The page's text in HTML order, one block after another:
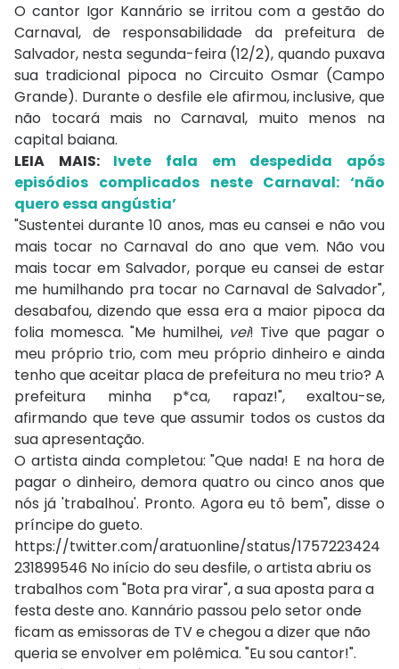
O cantor Igor Kannário se irritou com a gestão do
Carnaval, de responsabilidade da prefeitura de
Salvador, nesta segunda-feira (12/2), quando puxava
sua tradicional pipoca no Circuito Osmar (Campo
Grande). Durante o desfile ele afirmou, inclusive, que
não tocará mais no Carnaval, muito menos na
capital baiana.
LEIA MAIS: Ivete fala em despedida após
episódios complicados neste Carnaval: ‘não
quero essa angústia’
"Sustentei durante 10 anos, mas eu cansei e não vou
mais tocar no Carnaval do ano que vem. Não vou
mais tocar em Salvador, porque eu cansei de estar
me humilhando pra tocar no Carnaval de Salvador",
desabafou, dizendo que essa era a maior pipoca da
folia momesca. "Me humilhei, vei! Tive que pagar o
meu próprio trio, com meu próprio dinheiro e ainda
tenho que aceitar placa de prefeitura no meu trio? A
prefeitura minha p*ca, rapaz!", exaltou-se,
afirmando que teve que assumir todos os custos da
sua apresentação.
O artista ainda completou: "Que nada! E na hora de
pagar o dinheiro, demora quatro ou cinco anos que
nós já 'trabalhou'. Pronto. Agora eu tô bem", disse o
príncipe do gueto.
https://twitter.com/aratuonline/status/1757223424
231899546 No início do seu desfile, o artista abriu os
trabalhos com "Bota pra virar", a sua aposta para a
festa deste ano. Kannário passou pelo setor onde
ficam as emissoras de TV e chegou a dizer que não
queria se envolver em polêmica. "Eu sou cantor!".